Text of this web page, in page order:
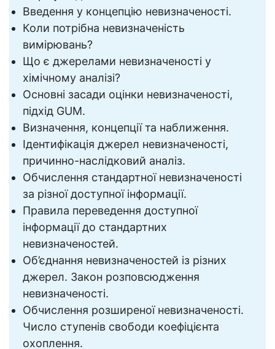
Введення у концепцію невизначеності.
Коли потрібна невизначеність
вимірювань?
Що є джерелами невизначеності у
хімічному аналізі?
Основні засади оцінки невизначеності,
підхід GUM.
Визначення, концепції та наближення.
Ідентифікація джерел невизначеності,
причинно-наслідковий аналіз.
Обчислення стандартної невизначеності
за різної доступної інформації.
Правила переведення доступної
інформації до стандартних
невизначеностей.
Об’єднання невизначеностей із різних
джерел. Закон розповсюдження
невизначеності.
Обчислення розширеної невизначеності.
Число ступенів свободи коефіцієнта
охоплення.